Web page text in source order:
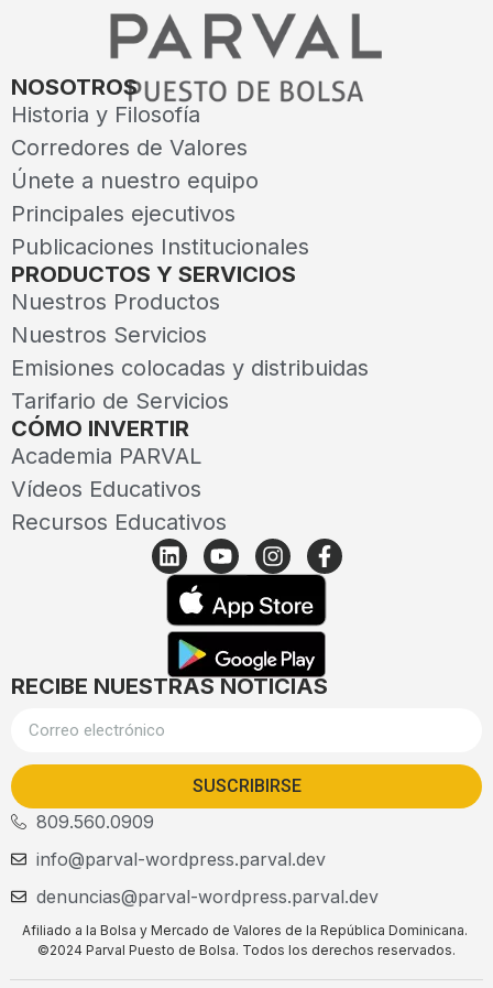
NOSOTROS
Historia y Filosofía
Corredores de Valores
Únete a nuestro equipo
Principales ejecutivos
Publicaciones Institucionales
PRODUCTOS Y SERVICIOS
Nuestros Productos
Nuestros Servicios
Emisiones colocadas y distribuidas
Tarifario de Servicios
CÓMO INVERTIR
Academia PARVAL
Vídeos Educativos
Recursos Educativos
RECIBE NUESTRAS NOTICIAS
SUSCRIBIRSE
809.560.0909
info@parval-wordpress.parval.dev
denuncias@parval-wordpress.parval.dev
Afiliado a la Bolsa y Mercado de Valores de la República Dominicana.
©2024 Parval Puesto de Bolsa. Todos los derechos reservados.